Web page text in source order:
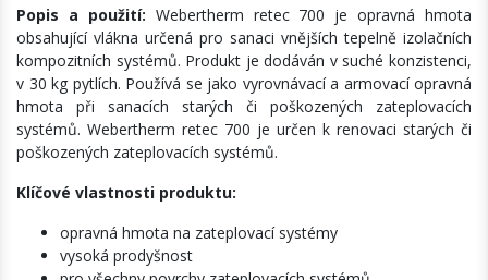
Popis a použití: Webertherm retec 700 je opravná hmota
obsahující vlákna určená pro sanaci vnějších tepelně izolačních
kompozitních systémů. Produkt je dodáván v suché konzistenci,
v 30 kg pytlích. Používá se jako vyrovnávací a armovací opravná
hmota při sanacích starých či poškozených zateplovacích
systémů. Webertherm retec 700 je určen k renovaci starých či
poškozených zateplovacích systémů.
Klíčové vlastnosti produktu:
opravná hmota na zateplovací systémy
vysoká prodyšnost